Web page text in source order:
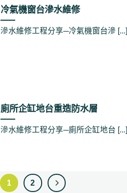
冷氣機窗台滲水維修
滲水維修工程分享─冷氣機窗台滲 [...]
廁所企缸地台重造防水層
滲水維修工程分享─廁所企缸地台 [...]
1 2